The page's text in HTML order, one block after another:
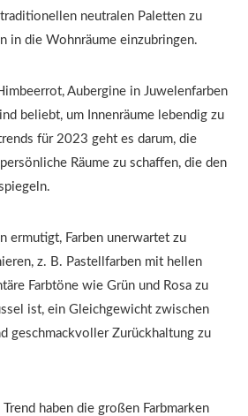
neutralen Paletten zu
in die Wohnräume einzubringen.
Aubergine in Juwelenfarben
beliebt, um Innenräume lebendig zu
für 2023 geht es darum, die
Räume zu schaffen, die den
ermutigt, Farben unerwartet zu
z. B. Pastellfarben mit hellen
Farbtöne wie Grün und Rosa zu
ist, ein Gleichgewicht zwischen
geschmackvoller Zurückhaltung zu
haben die großen Farbmarken